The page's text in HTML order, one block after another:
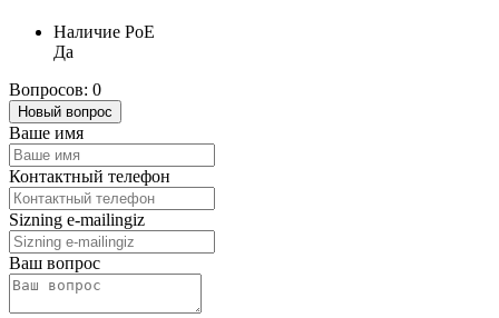
Наличие PoE
Да
Вопросов: 0
Новый вопрос
Ваше имя
Контактный телефон
Sizning e-mailingiz
Ваш вопрос